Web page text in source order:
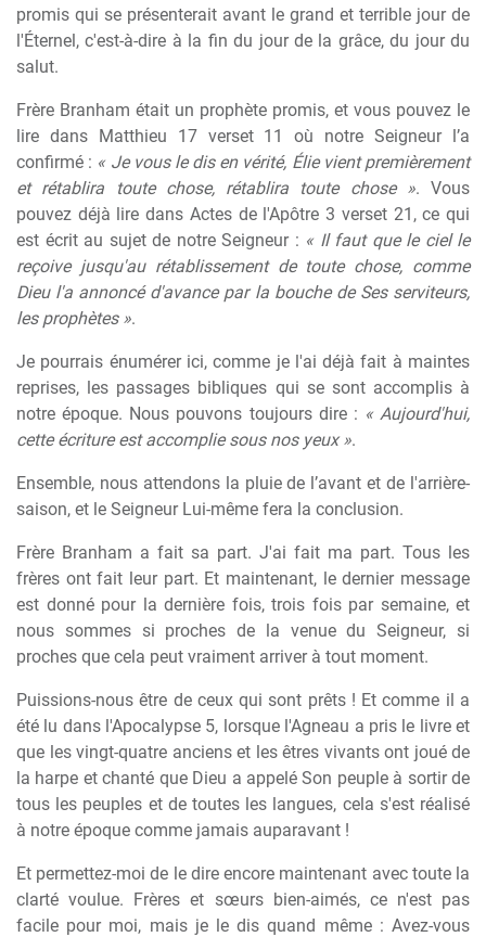
promis qui se présenterait avant le grand et terrible jour de
l'Éternel, c'est-à-dire à la fin du jour de la grâce, du jour du
salut.
Frère Branham était un prophète promis, et vous pouvez le
lire dans Matthieu 17 verset 11 où notre Seigneur l’a
confirmé : « Je vous le dis en vérité, Élie vient premièrement
et rétablira toute chose, rétablira toute chose ». Vous
pouvez déjà lire dans Actes de l'Apôtre 3 verset 21, ce qui
est écrit au sujet de notre Seigneur : « Il faut que le ciel le
reçoive jusqu'au rétablissement de toute chose, comme
Dieu l'a annoncé d'avance par la bouche de Ses serviteurs,
les prophètes ».
Je pourrais énumérer ici, comme je l'ai déjà fait à maintes
reprises, les passages bibliques qui se sont accomplis à
notre époque. Nous pouvons toujours dire : « Aujourd'hui,
cette écriture est accomplie sous nos yeux ».
Ensemble, nous attendons la pluie de l’avant et de l'arrière-
saison, et le Seigneur Lui-même fera la conclusion.
Frère Branham a fait sa part. J'ai fait ma part. Tous les
frères ont fait leur part. Et maintenant, le dernier message
est donné pour la dernière fois, trois fois par semaine, et
nous sommes si proches de la venue du Seigneur, si
proches que cela peut vraiment arriver à tout moment.
Puissions-nous être de ceux qui sont prêts ! Et comme il a
été lu dans l'Apocalypse 5, lorsque l'Agneau a pris le livre et
que les vingt-quatre anciens et les êtres vivants ont joué de
la harpe et chanté que Dieu a appelé Son peuple à sortir de
tous les peuples et de toutes les langues, cela s'est réalisé
à notre époque comme jamais auparavant !
Et permettez-moi de le dire encore maintenant avec toute la
clarté voulue. Frères et sœurs bien-aimés, ce n'est pas
facile pour moi, mais je le dis quand même : Avez-vous